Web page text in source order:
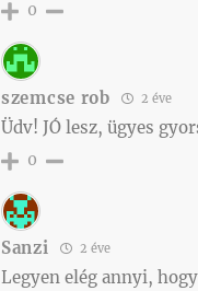
0
szemcse rob 2 éve
Üdv! JÓ lesz, ügyes
0
Sanzi 2 éve
Legyen elég annyi,